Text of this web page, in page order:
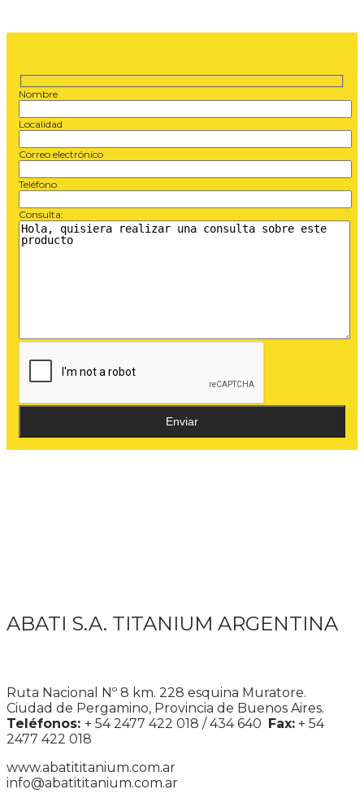
Nombre
Localidad
Correo electrónico
Teléfono
Consulta:
ABATI S.A. TITANIUM ARGENTINA
Ruta Nacional Nº 8 km. 228 esquina Muratore.
Ciudad de Pergamino, Provincia de Buenos Aires.
Teléfonos: + 54 2477 422 018 / 434 640 Fax: + 54
2477 422 018
www.abatititanium.com.ar
info@abatititanium.com.ar